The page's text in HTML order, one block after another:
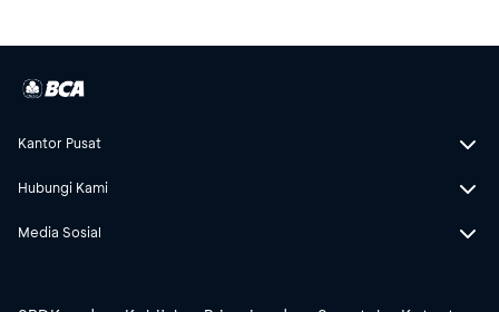
Kantor Pusat
Hubungi Kami
Media Sosial